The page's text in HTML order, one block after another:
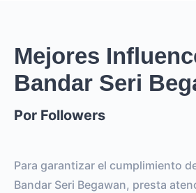
Mejores
Bandar Seri
Por Followers
Para garantizar el cumplimiento
Bandar Seri Begawan, presta